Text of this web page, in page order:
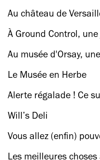
studio de rowing bien
Au château de
incroyable broderie
Eva Jospin
À Ground Control,
tabou autour de la
Au musée d'Orsay,
après les Jeux
Le Musée en Herbe
Alerte régalade ! Ce
accueille un des
génération !
Will’s Deli
Vous allez (enfin)
finaliste de Top Chef
Les meilleures